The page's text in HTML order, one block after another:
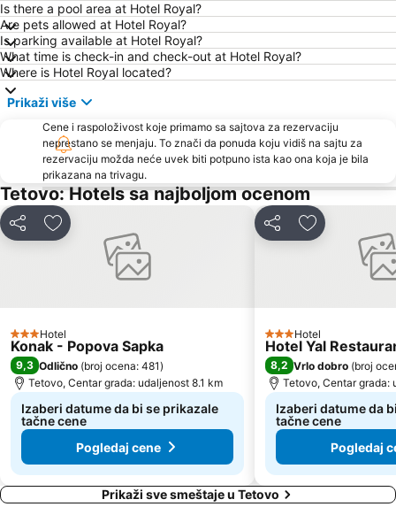
Is there a pool area at Hotel Royal?
Are pets allowed at Hotel Royal?
Is parking available at Hotel Royal?
What time is check-in and check-out at Hotel Royal?
Where is Hotel Royal located?
Prikaži više
Cene i raspoloživost koje primamo sa sajtova za rezervaciju
neprestano se menjaju. To znači da ponuda koju vidiš na sajtu za
rezervaciju možda neće uvek biti potpuno ista kao ona koja je bila
prikazana na trivagu.
Tetovo: Hotels sa najboljom ocenom
Deli Dodati u favorite
3 Zvezdice
Hotel
Konak - Popova Sapka
9,3 Odlično (broj ocena: 481)
Tetovo, Centar grada: udaljenost 8.1 km
Izaberi datume da bi se prikazale
tačne cene
Pogledaj cene
Deli Dodati u
3 Zvezdice
Hotel
Hotel Yal
8,2 Vrlo dobro (broj
Tetovo, Centar grada:
Izaberi datume da
tačne cene
Pogledaj
Prikaži sve smeštaje u Tetovo